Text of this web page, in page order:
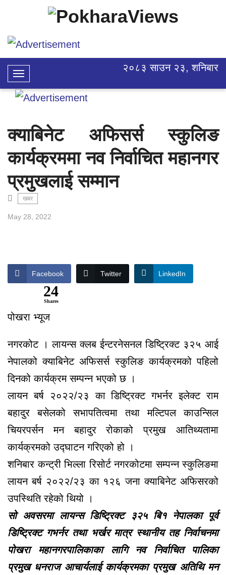
Toggle
Navigation
२०८३ साउन २३, शनिबार
क्याबिनेट अफिसर्स स्कुलिङ
कार्यक्रममा नव निर्वाचित महानगर
प्रमुखलाई सम्मान
खबर
May 28, 2022
Facebook Twitter LinkedIn
24
Shares
पोखरा भ्यूज
नगरकोट । लायन्स क्लब ईन्टरनेसनल डिष्ट्रिक्ट ३२५ आई
नेपालको क्याबिनेट अफिसर्स स्कुलिङ कार्यक्रमको पहिलो
दिनको कार्यक्रम सम्पन्न भएको छ ।
लायन बर्ष २०२२/२३ का डिष्ट्रिक्ट गभर्नर इलेक्ट राम
बहादुर बसेलको सभापतित्वमा तथा मल्टिपल काउन्सिल
चियरपर्सन मन बहादुर रोकाको प्रमुख आतिथ्यतामा
कार्यक्रमको उद्घाटन गरिएको हो ।
शनिबार कन्ट्री भिल्ला रिसोर्ट नगरकोटमा सम्पन्न स्कुलिङमा
लायन बर्ष २०२२/२३ का १२६ जना क्याबिनेट अफिसरको
उपस्थिति रहेको थियो ।
सो अवसरमा लायन्स डिष्ट्रिक्ट ३२५ बि१ नेपालका पूर्व
डिष्ट्रिक्ट गभर्नर तथा भर्खर मात्र स्थानीय तह निर्वाचनमा
पोखरा महानगरपालिकाका लागि नव निर्वाचित पालिका
प्रमुख धनराज आचार्यलाई कार्यक्रमका प्रमुख अतिथि मन